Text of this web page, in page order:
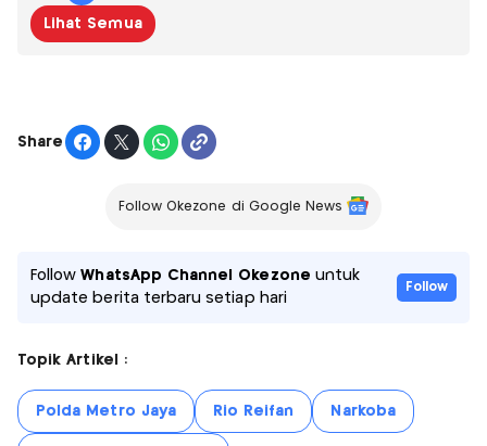
Lihat Semua
Share
Follow Okezone di Google News
FollowWhatsApp Channel Okezone untuk
update berita terbaru setiap hari
Follow
Topik Artikel :
Polda Metro Jaya Rio Reifan Narkoba